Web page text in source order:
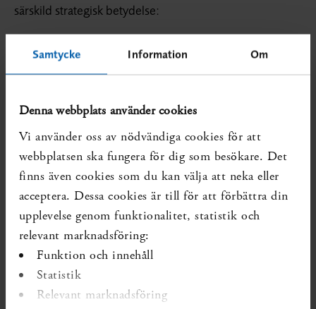
Samtycke Information Om
Denna webbplats använder cookies
Vi använder oss av nödvändiga cookies för att
webbplatsen ska fungera för dig som besökare. Det
finns även cookies som du kan välja att neka eller
acceptera. Dessa cookies är till för att förbättra din
upplevelse genom funktionalitet, statistik och
relevant marknadsföring:
Funktion och innehåll
Statistik
Relevant marknadsföring
särskild strategisk betydelse:
barn och ungdomar
äldre
socialtjänst och LSS-verksamhet.
I rapporten listas ämneskategorier inom dessa strategiska
områden där antalet kunskapsluckor är särskilt stort.
Vidare diskuteras etiska och ekonomiska aspekter.
Möjliga aktiviteter för ökad nytta av praktiknära
forskning
SBU anser att det behövs en tydligare koppling mellan
att identifiera vetenskapliga kunskapsluckor och att fylla
dem. För att detta ska kunna ske krävs en ökad
samverkan mellan många olika aktörer. Det är viktigt att
de närmast berörda grupperna deltar i prioritering av